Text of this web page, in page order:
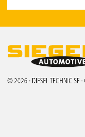
© 2026 · DIESEL TECHNIC SE